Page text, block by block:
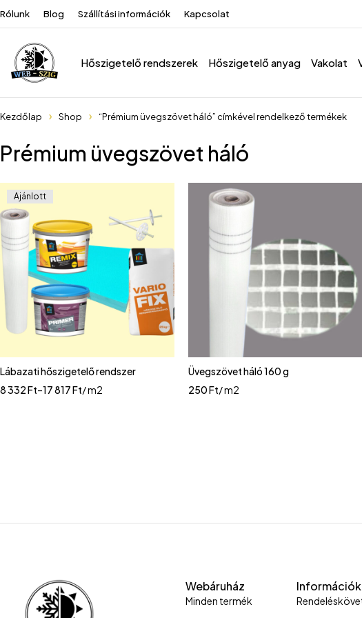
Rólunk Blog Szállítási információk Kapcsolat
Hőszigetelő rendszerek Hőszigetelő anyag Vakolat
Kezdőlap Shop “Prémium üvegszövet háló” címkével rendelkező termékek
Prémium üvegszövet háló
Ajánlott
Lábazati hőszigetelő rendszer
8 332Ft–17 817Ft/ m2
Üvegszövet háló 160 g
250Ft/ m2
Webáruház
Minden termék
Információk